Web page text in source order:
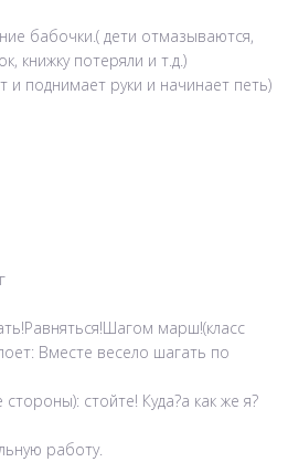
бабочки.( дети отмазываются,
книжку потеряли и т.д.)
и поднимает руки и начинает петь)
марш!(класс
Вместе весело шагать по
стойте! Куда?а как же я?
работу.